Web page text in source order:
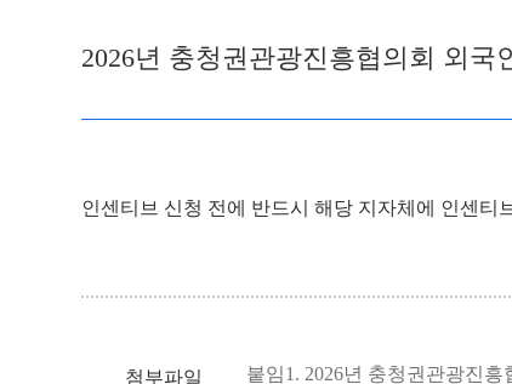
알림마당
2026년 충청권관광진흥협의회 외
인센티브 신청 전에 반드시 해당 지자체에 인센티
첨부파일 붙임1. 2026년 충청권관광진